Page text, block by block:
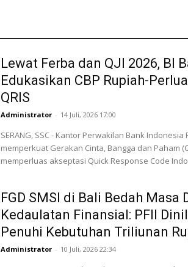
Lewat Ferba dan QJI 2026, BI
Edukasikan CBP Rupiah-
QRIS
Administrator - 14 Juli, 2026 17:00
SERANG, SSC - Kantor Perwakilan Bank
memperkuat Gerakan Cinta, Bangga dan Paham
memperluas akseptasi Quick Response Code
FGD SMSI di Bali Bedah Masa
Kedaulatan Finansial: PFII
Penuhi Kebutuhan Triliunan
Administrator - 10 Juli, 2026 22:34